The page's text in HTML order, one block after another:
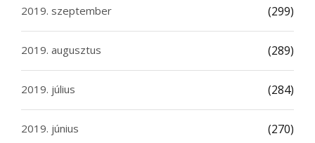
2019. szeptember (299)
2019. augusztus (289)
2019. július (284)
2019. június (270)